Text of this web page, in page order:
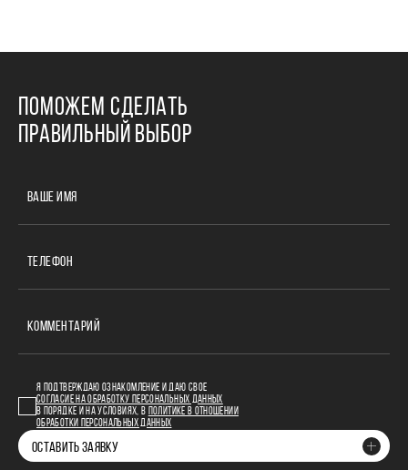
ПОМОЖЕМ СДЕЛАТЬ
ПРАВИЛЬНЫЙ ВЫБОР
ВАШЕ ИМЯ
ТЕЛЕФОН
КОММЕНТАРИЙ
Я ПОДТВЕРЖДАЮ ОЗНАКОМЛЕНИЕ И ДАЮ СВОЕ
СОГЛАСИЕ НА ОБРАБОТКУ ПЕРСОНАЛЬНЫХ ДАННЫХ
В ПОРЯДКЕ И НА УСЛОВИЯХ, В
ПОЛИТИКЕ В ОТНОШЕНИИ
ОБРАБОТКИ ПЕРСОНАЛЬНЫХ ДАННЫХ
ОСТАВИТЬ ЗАЯВКУ